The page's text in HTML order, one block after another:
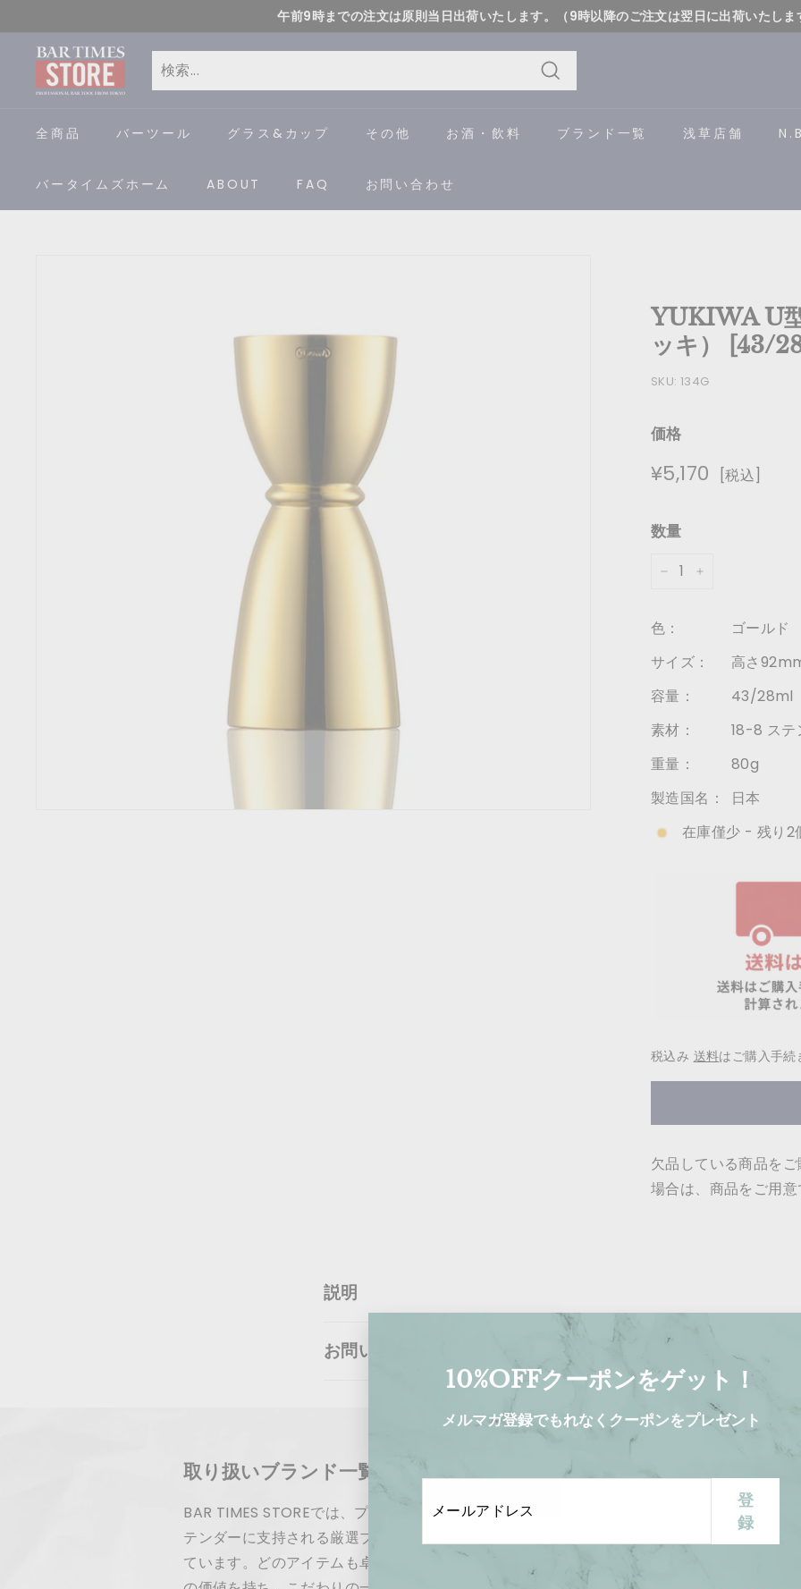
ン
ッ
ラ
イ
シ
を
午前9時までの注文は原則当日出荷いたします。（9時以降のご注文は翌日に出荷いたしま
B
A
R
T
I
索
じ
検
全商品 バーツール グラス&カップ その他 お酒・飲料 ブランド一覧 浅草店舗
バータイムズホーム ABOUT FAQ お問い合わせ
10%OFFクーポンをゲット！
メルマガ登録でもれなくクーポンをプレゼント
ー
ル
録
登
録
YUKIWA U
ッキ） [43/
SKU: 134G
価格
通
格
¥5,170 ¥5,170
[税込]
数量
色：
ゴールド
サイズ：
高さ
容量：
43/28ml
素材：
18-8 ステ
重量：
80g
製造国名：
日本
在庫僅少 - 残り2
税込み 送料はご購入手
欠品している商品を
場合は、商品をご用
説明
お問い合わせ
取り扱いブランド一覧
BAR TIMES STOREでは、プロフェッショナルバー
テンダーに支持される厳選ブランドのみを取り扱っ
ています。どのアイテムも卓越した品質と唯一無二